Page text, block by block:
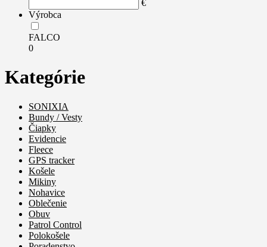
€
Výrobca
FALCO
0
Kategórie
SONIXIA
Bundy / Vesty
Čiapky
Evidencie
Fleece
GPS tracker
Košele
Mikiny
Nohavice
Oblečenie
Obuv
Patrol Control
Polokošele